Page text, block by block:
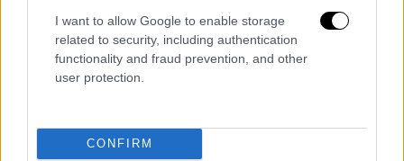
I want to allow Google to enable storage
related to security, including authentication
functionality and fraud prevention, and other
user protection.
CONFIRM
29.03.2022 07:55